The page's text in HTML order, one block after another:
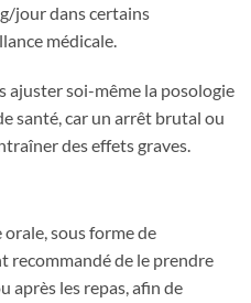
jour dans certains
médicale.
ajuster soi-même la posologie
santé, car un arrêt brutal ou
des effets graves.
orale, sous forme de
recommandé de le prendre
après les repas, afin de